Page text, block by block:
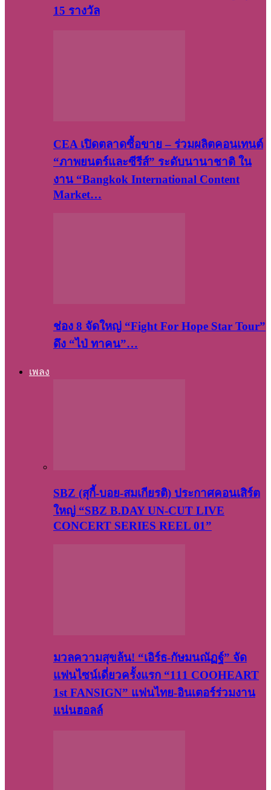
15 รางวัล
CEA เปิดตลาดซื้อขาย – ร่วมผลิตคอนเทนต์
“ภาพยนตร์และซีรีส์” ระดับนานาชาติ ใน
งาน “Bangkok International Content
Market…
ช่อง 8 จัดใหญ่ “Fight For Hope Star Tour”
ดึง “ไป่ ทาคน”…
เพลง
SBZ (สุกี้-บอย-สมเกียรติ) ประกาศคอนเสิร์ต
ใหญ่ “SBZ B.DAY UN-CUT LIVE
CONCERT SERIES REEL 01”
มวลความสุขล้น! “เอิร์ธ-กัษมนณัฏฐ์” จัด
แฟนไซน์เดี่ยวครั้งแรก “111 COOHEART
1st FANSIGN” แฟนไทย-อินเตอร์ร่วมงาน
แน่นฮอลล์